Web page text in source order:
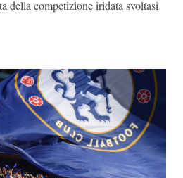
della competizione iridata svoltasi